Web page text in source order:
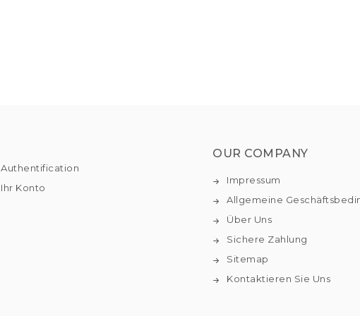
Authentification
Ihr Konto
OUR COMPANY
Impressum
Allgemeine
Über Uns
Sichere Zahlung
Sitemap
Kontaktieren Sie Uns